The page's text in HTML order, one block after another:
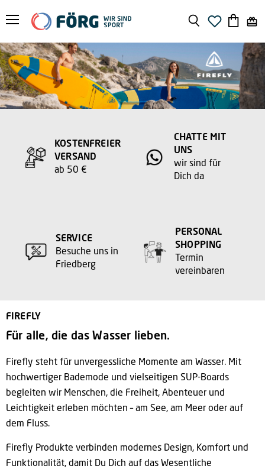
Menü
anzeigen
KOSTENFREIER
VERSAND
ab 50 €
CHATTE MIT
UNS
wir sind für
Dich da
SERVICE
Besuche uns in
Friedberg
PERSONAL
SHOPPING
Termin
vereinbaren
FIREFLY
Für alle, die das Wasser lieben.
Firefly steht für unvergessliche Momente am Wasser. Mit
hochwertiger Bademode und vielseitigen SUP-Boards
begleiten wir Menschen, die Freiheit, Abenteuer und
Leichtigkeit erleben möchten – am See, am Meer oder auf
dem Fluss.
Firefly Produkte verbinden modernes Design, Komfort und
Funktionalität, damit Du Dich auf das Wesentliche